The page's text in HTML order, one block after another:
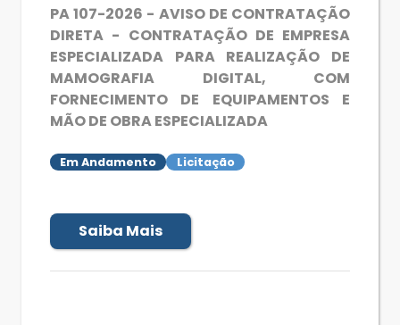
PA 107-2026 - AVISO DE CONTRATAÇÃO
DIRETA - CONTRATAÇÃO DE EMPRESA
ESPECIALIZADA PARA REALIZAÇÃO DE
MAMOGRAFIA DIGITAL, COM
FORNECIMENTO DE EQUIPAMENTOS E
MÃO DE OBRA ESPECIALIZADA
Em Andamento Licitação
Saiba Mais